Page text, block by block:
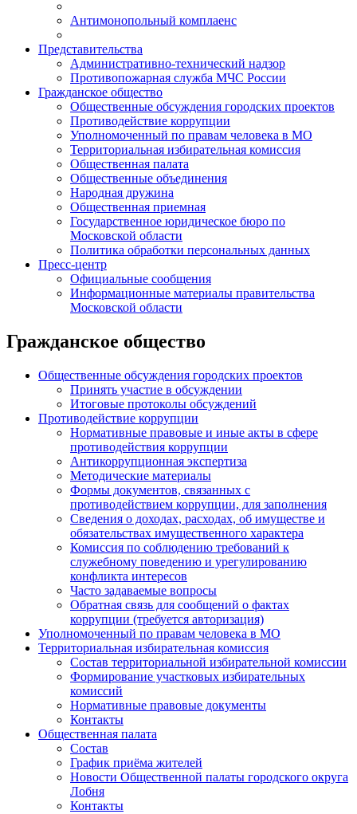
Антимонопольный комплаенс
Представительства
Административно-технический надзор
Противопожарная служба МЧС России
Гражданское общество
Общественные обсуждения городских проектов
Противодействие коррупции
Уполномоченный по правам человека в МО
Территориальная избирательная комиссия
Общественная палата
Общественные объединения
Народная дружина
Общественная приемная
Государственное юридическое бюро по
Московской области
Политика обработки персональных данных
Пресс-центр
Официальные сообщения
Информационные материалы правительства
Московской области
Гражданское общество
Общественные обсуждения городских проектов
Принять участие в обсуждении
Итоговые протоколы обсуждений
Противодействие коррупции
Нормативные правовые и иные акты в сфере
противодействия коррупции
Антикоррупционная экспертиза
Методические материалы
Формы документов, связанных с
противодействием коррупции, для заполнения
Сведения о доходах, расходах, об имуществе и
обязательствах имущественного характера
Комиссия по соблюдению требований к
служебному поведению и урегулированию
конфликта интересов
Часто задаваемые вопросы
Обратная связь для сообщений о фактах
коррупции (требуется авторизация)
Уполномоченный по правам человека в МО
Территориальная избирательная комиссия
Состав территориальной избирательной комиссии
Формирование участковых избирательных
комиссий
Нормативные правовые документы
Контакты
Общественная палата
Состав
График приёма жителей
Новости Общественной палаты городского округа
Лобня
Контакты